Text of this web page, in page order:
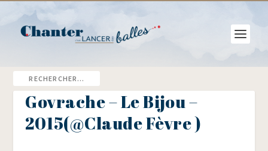
Govrache – Le Bijou –
2015(@Claude Fèvre )